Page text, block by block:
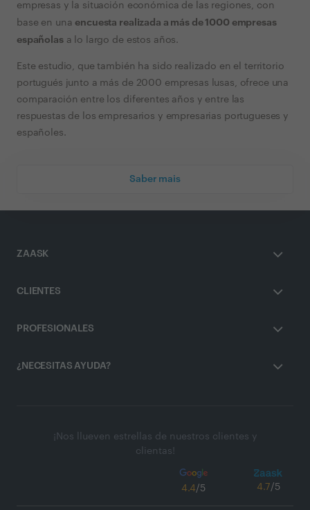
empresas y la situación económica de las regiones, con
base en una encuesta realizada a más de 1000 empresas
españolasa lo largo de estos años.
Este estudio, que también ha sido realizado en el territorio
portugués junto a más de 2000 empresas lusas, ofrece una
comparación entre los diferentes años y entre las
respuestas de los empresarios y empresarias portugueses y
españoles.
Saber mais
ZAASK
CLIENTES
PROFESIONALES
¿NECESITAS AYUDA?
¡Nos llueven estrellas de nuestros clientes y
clientas!
4.4/5 4.7/5